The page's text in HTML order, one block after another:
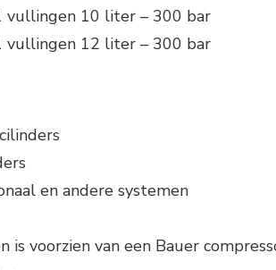
11 vullingen 10
11 vullingen 12
en andere systemen
is voorzien van een Bauer